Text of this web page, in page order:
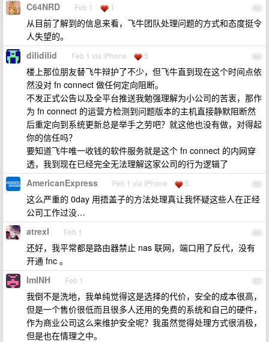
63
C64NRD Feb 1 1
从目前了解到的信息来看，飞牛团队处理问题的方式和态度挺令
人失望的。
64
dilidilid Feb 1 via iPhone 5
楼上那位朋友替飞牛辩护了不少，但飞牛直到现在这个时间点依
然没对 fn connect 做任何定向阻断。
不发正式公告以及全平台推送我勉强理解为小公司的苦衷，那作
为 fn connect 的运营方检测到问题版本的主机直接静默阻断然
后重定向到系统更新总是举手之劳吧？就这他也没有做，对得起
你的信任吗？
要知道飞牛唯一收钱的软件服务就是这个 fn connect 的内网穿
透，我到现在已经完全无法理解这家公司的行为逻辑了
65
AmericanExpress Feb 1 via iPhone 5
这么严重的 0day 用捂盖子的方法处理真让我怀疑这些人在正经
公司工作过没…
66
atrexl Feb 1
还好，我平常都是路由器禁止 nas 联网，端口用了反代，没有
开通 fnc 。
67
ImINH Feb 1
我倒不是洗地，我单纯觉得这是选择的代价，安全的成本很高，
但是一个售价很低而且很多人还用的免费的系统和自己的硬件，
作为商业公司这么来维护安全呢？我虽然觉得处理方式很消极，
但是也在情理之中。